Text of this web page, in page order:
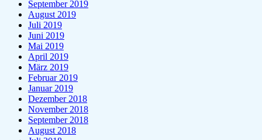
September 2019
August 2019
Juli 2019
Juni 2019
Mai 2019
April 2019
März 2019
Februar 2019
Januar 2019
Dezember 2018
November 2018
September 2018
August 2018